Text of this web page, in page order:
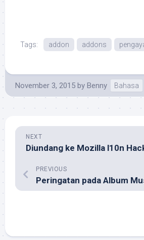
Tags: addon addons
November 3, 2015 by Benny Bahasa
NEXT
PREVIOUS
Peringatan pada Album